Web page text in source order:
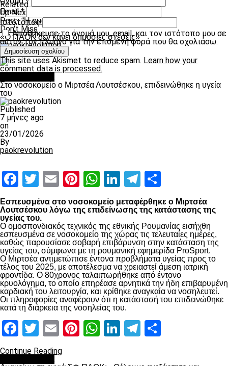
Related Topics:
Up Next
Ρατς: “Η ομάδα είναι σε καλό δρόμο”
Don't Miss
«Ο ΠΑΟΚ δεν κάνει δημόσιες σχέσεις»
paokrevolution
Email*
Ιστότοπος
Αποθήκευσε το όνομά μου, email, και τον ιστότοπο μου σε
αυτόν τον πλοηγό για την επόμενη φορά που θα σχολιάσω.
This site uses Akismet to reduce spam. Learn how your
comment data is processed.
Στο νοσοκομείο ο Μιρτσέα Λουτσέσκου, επιδεινώθηκε η υγεία
του
Published
7 μήνες ago
on
23/01/2026
By
paokrevolution
Facebook
Twitter
EmailPinterest
WhatsApp
LinkedIn
Telegram
Εσπευσμένα στο νοσοκομείο μεταφέρθηκε ο Μιρτσέα
Λουτσέσκου λόγω της επιδείνωσης της κατάστασης της
υγείας του.
Ο ομοσπονδιακός τεχνικός της εθνικής Ρουμανίας εισήχθη
εσπευσμένα σε νοσοκομείο της χώρας τις τελευταίες ημέρες,
καθώς παρουσίασε σοβαρή επιβάρυνση στην κατάσταση της
υγείας του, σύμφωνα με τη ρουμανική εφημερίδα ProSport.
Ο Μιρτσέα αντιμετώπισε έντονα προβλήματα υγείας προς το
τέλος του 2025, με αποτέλεσμα να χρειαστεί άμεση ιατρική
φροντίδα. Ο 80χρονος ταλαιπωρήθηκε από έντονο
κρυολόγημα, το οποίο επηρέασε αρνητικά την ήδη επιβαρυμένη
καρδιακή του λειτουργία, και κρίθηκε αναγκαία να νοσηλευτεί.
Οι πληροφορίες αναφέρουν ότι η κατάστασή του επιδεινώθηκε
κατά τη διάρκεια της νοσηλείας του.
Facebook
Twitter
EmailPinterest
WhatsApp
LinkedIn
Telegram
Continue Reading